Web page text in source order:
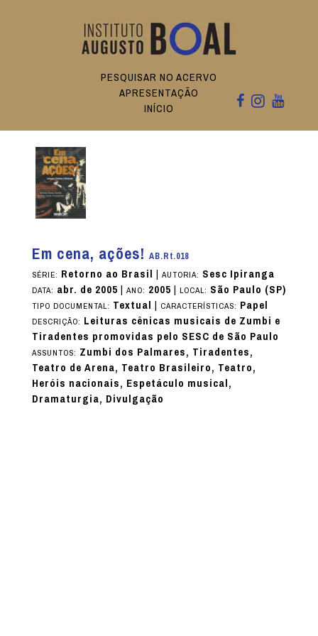
PESQUISAR NO ACERVO
APRESENTAÇÃO
INÍCIO
Em cena, ações! AB.Rt.018
SÉRIE: Retorno ao Brasil | AUTORIA: Sesc Ipiranga
DATA: abr. de 2005| ANO: 2005| LOCAL: São Paulo (SP)
TIPO DOCUMENTAL: Textual | CARACTERÍSTICAS: Papel
DESCRIÇÃO: Leituras cênicas musicais de Zumbi e
Tiradentes promovidas pelo SESC de São Paulo
ASSUNTOS: Zumbi dos Palmares, Tiradentes,
Teatro de Arena, Teatro Brasileiro, Teatro,
Heróis nacionais, Espetáculo musical,
Dramaturgia, Divulgação